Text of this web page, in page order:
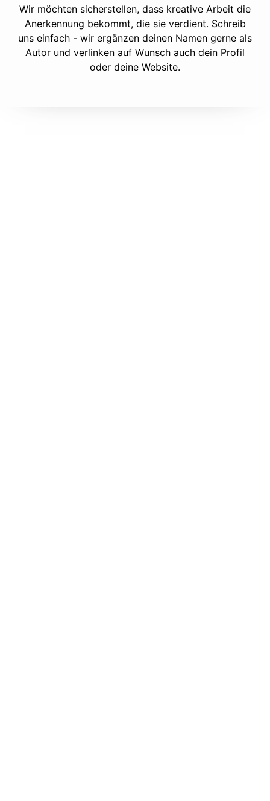
Wir möchten sicherstellen, dass kreative Arbeit die
Anerkennung bekommt, die sie verdient. Schreib
uns einfach - wir ergänzen deinen Namen gerne als
Autor und verlinken auf Wunsch auch dein Profil
oder deine Website.